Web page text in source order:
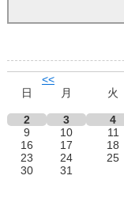
<<
日
月 火
2
3 4
9
10 11
16
17 18
23
24 25
30
31